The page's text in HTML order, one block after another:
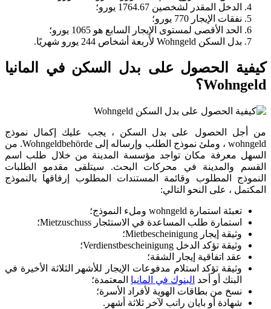
الدخل المقدر لشخصين 1764.67 يورو؛
نفقات الإيجار 770 يورو؛
الحد الأقصى لمستوى الإيجار السابع هو 1065 يورو؛
بدل السكن Wohngeld لأربعة أشخاص 244 يورو شهريًا.
كيفية الحصول على بدل السكن في المانيا
Wohngeld؟
من أجل الحصول على بدل السكن ، يجب عليك إكمال نموذج
wohngeld ، وملئ نموذج الطلب وإرساله إلى Wohngeldbehörde. من
السهل معرفة مكان تواجد مؤسسة المدينة من خلال طلب اسم
القسم والمدينة في محركات البحث. سيتلقى مقدمو الطلبات
النموذج المطلوب وقائمة المستندات المطلوب إرفاقها بالنموذج
المكتمل ، على النحو التالي:
تعبئة استمارة wohngeld وملء النموذج؛
استمارة طلب المساعدة في الاستئجار Mietzuschuss؛
وثيقة إيجار Mietbescheinigung؛
وثيقة تؤكد الدخل Verdienstbescheinigung؛
عقد اتفاقية إيجار الشقة؛
وثيقة تؤكد استلام مدفوعات الإيجار للأشهر الثلاثة الأخيرة في
البنك أو أحد البنوك في المانيا المعتمدة؛
نسخ من بطاقات الهوية لأفراد الأسرة؛
شهادة أو بايان راتب لآخر ثلاثة أشهر.